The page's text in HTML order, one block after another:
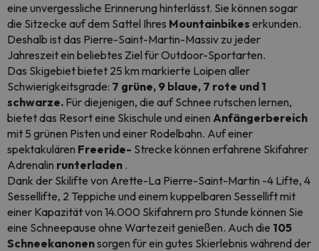
eine unvergessliche Erinnerung hinterlässt. Sie können sogar
die Sitzecke auf dem Sattel Ihres Mountainbikes erkunden.
Deshalb ist das Pierre-Saint-Martin-Massiv zu jeder
Jahreszeit ein beliebtes Ziel für Outdoor-Sportarten.
Das Skigebiet bietet 25 km markierte Loipen aller
Schwierigkeitsgrade: 7 grüne, 9 blaue, 7 rote und 1
schwarze. Für diejenigen, die auf Schnee rutschen lernen,
bietet das Resort eine Skischule und einen Anfängerbereich
mit 5 grünen Pisten und einer Rodelbahn. Auf einer
spektakulären Freeride- Strecke können erfahrene Skifahrer
Adrenalin runterladen .
Dank der Skilifte von Arette-La Pierre-Saint-Martin -4 Lifte, 4
Sessellifte, 2 Teppiche und einem kuppelbaren Sessellift mit
einer Kapazität von 14.000 Skifahrern pro Stunde können Sie
eine Schneepause ohne Wartezeit genießen. Auch die 105
Schneekanonensorgen für ein gutes Skierlebnis während der